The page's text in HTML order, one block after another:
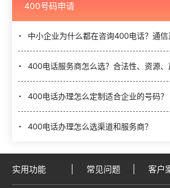
400号码申请
中小企业为什么都在咨询400电话？通
400电话服务商怎么选？合法性、资源
400电话办理怎么定制适合企业的号码？
400电话办理怎么选渠道和服务商？
实用功能 常见问题 客户